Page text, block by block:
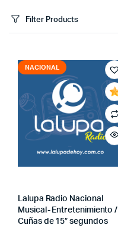
Filter Products
NACIONAL
Lalupa Radio Nacional
Musical- Entretenimiento /
Cuñas de 15″ segundos